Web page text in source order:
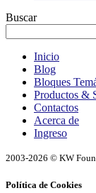
Buscar
Inicio
Blog
Bloques
Productos &
Contactos
Acerca de
Ingreso
2003-2026 © KW
Política de Cookies